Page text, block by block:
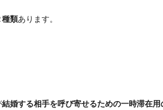
オー
種類あります。
結婚する相手を呼び寄せるための一時滞在用